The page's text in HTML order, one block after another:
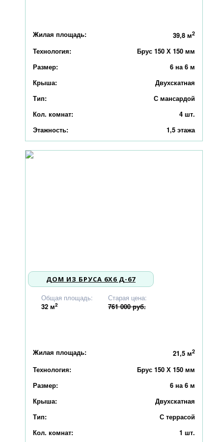
Жилая площадь: 39,8 м2
Технология:
Брус 150 Х 150 мм
Размер:
6 на 6 м
Крыша:
Двухскатная
Тип:
С мансардой
Кол. комнат:
4 шт.
Этажность:
1,5 этажа
ДОМ ИЗ БРУСА 6Х6 Д-67
Старая цена:
761 000 руб.
Общая площадь:
32 м2
Жилая площадь: 21,5 м2
Технология:
Брус 150 Х 150 мм
Размер:
6 на 6 м
Крыша:
Двухскатная
Тип:
С террасой
Кол. комнат:
1 шт.